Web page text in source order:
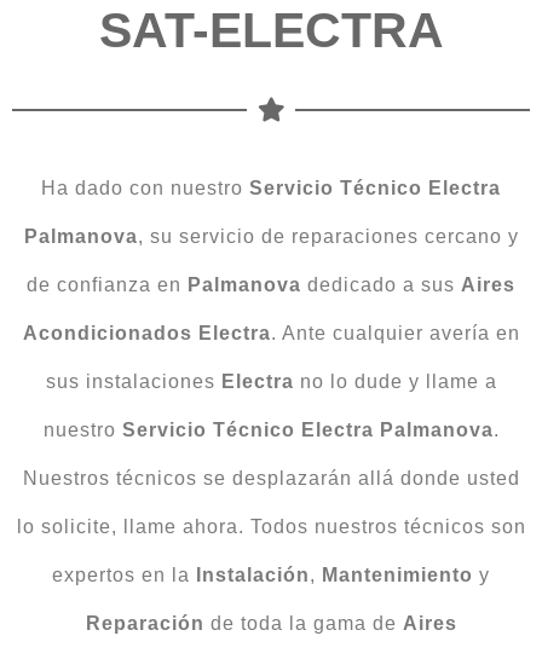
SAT-ELECTRA
Ha dado con nuestro Servicio Técnico Electra
Palmanova, su servicio de reparaciones cercano y
de confianza en Palmanova dedicado a sus Aires
Acondicionados Electra. Ante cualquier avería en
sus instalaciones Electra no lo dude y llame a
nuestro Servicio Técnico Electra Palmanova.
Nuestros técnicos se desplazarán allá donde usted
lo solicite, llame ahora. Todos nuestros técnicos son
expertos en la Instalación, Mantenimiento y
Reparación de toda la gama de Aires